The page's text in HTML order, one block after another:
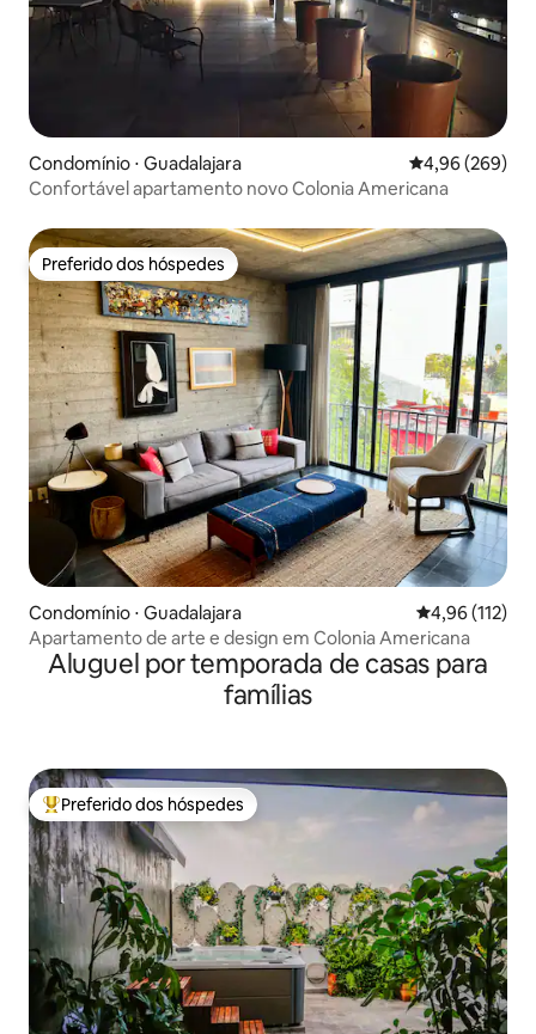
Condomínio ⋅ Guadalajara 4,96 de uma
4,96 (269)
Confortável apartamento novo Colonia Americana
Preferido dos hóspedes
Preferido dos hóspedes
Condomínio ⋅ Guadalajara 4,96 de uma
4,96 (112)
Apartamento de arte e design em Colonia Americana
Aluguel por temporada de casas para
famílias
Entre os melhores preferidos dos hóspedes
Preferido dos hóspedes